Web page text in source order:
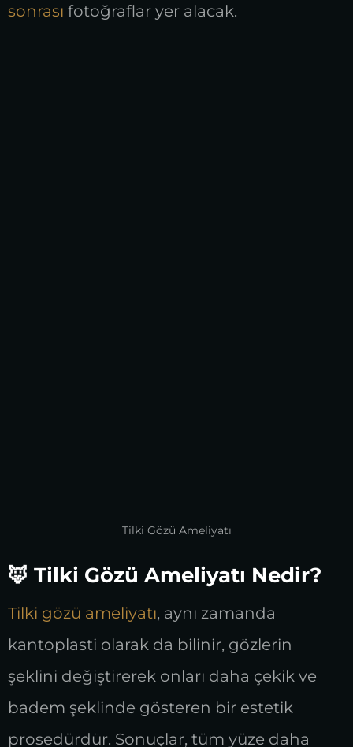
sonrası fotoğraflar yer alacak.
Tilki Gözü Ameliyatı
🦊 Tilki Gözü Ameliyatı Nedir?
Tilki gözü ameliyatı, aynı zamanda
kantoplasti olarak da bilinir, gözlerin
şeklini değiştirerek onları daha çekik ve
badem şeklinde gösteren bir estetik
prosedürdür. Sonuçlar, tüm yüze daha